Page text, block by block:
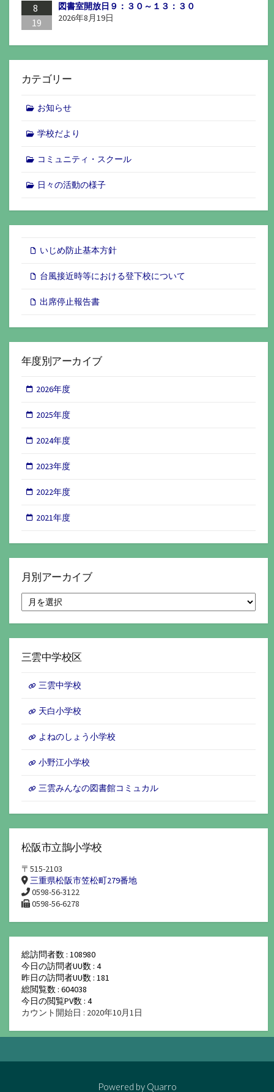
8
19
図書室開放日９：３０～１３：３０
2026年8月19日
カテゴリー
お知らせ
学校だより
コミュニティ・スクール
日々の活動の様子
いじめ防止基本方針
台風接近時等における登下校について
出席停止報告書
年度別アーカイブ
2026年度
2025年度
2024年度
2023年度
2022年度
2021年度
月別アーカイブ
別
ア
イ
三雲中学校区
三雲中学校
天白小学校
よねのしょう小学校
小野江小学校
三雲みんなの図書館コミュカル
松阪市立鵲小学校
〒515-2103
三重県松阪市笠松町279番地
0598-56-3122
0598-56-6278
総訪問者数 : 108980
今日の訪問者UU数 : 4
昨日の訪問者UU数 : 181
総閲覧数 : 604038
今日の閲覧PV数 : 4
カウント開始日 : 2020年10月1日
Powered by Quarro